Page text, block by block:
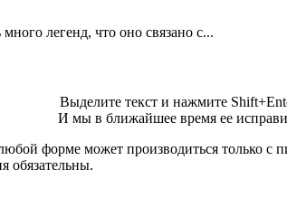
легенд, что оно связано с...
Выделите текст и нажмите
И мы в ближайшее время ее
форме может производиться только с
обязательны.